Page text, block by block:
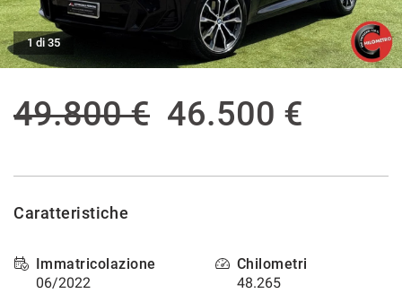
ASSISTENZA POST VENDITA
AREA COMMERCIANTI
1 di 35
49.800 € 46.500 €
Caratteristiche
Immatricolazione
06/2022
Chilometri
48.265
tracciamento
che
adottiamo
per
funzionalità
seguito
Per
ottenere
maggiori